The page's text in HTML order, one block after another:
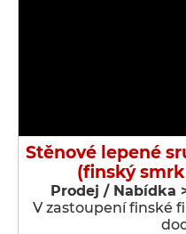
Stěnové lepené
(finský
Prodej / Nabídka
V zastoupení finské